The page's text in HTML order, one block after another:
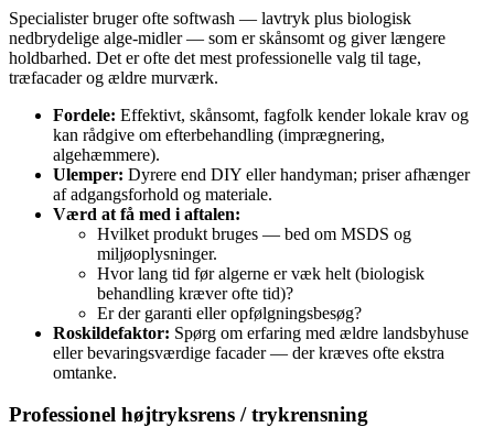
Specialister bruger ofte softwash — lavtryk plus biologisk
nedbrydelige alge‑midler — som er skånsomt og giver længere
holdbarhed. Det er ofte det mest professionelle valg til tage,
træfacader og ældre murværk.
Fordele: Effektivt, skånsomt, fagfolk kender lokale krav og
kan rådgive om efterbehandling (imprægnering,
algehæmmere).
Ulemper: Dyrere end DIY eller handyman; priser afhænger
af adgangsforhold og materiale.
Værd at få med i aftalen:
Hvilket produkt bruges — bed om MSDS og
miljøoplysninger.
Hvor lang tid før algerne er væk helt (biologisk
behandling kræver ofte tid)?
Er der garanti eller opfølgningsbesøg?
Roskildefaktor: Spørg om erfaring med ældre landsbyhuse
eller bevaringsværdige facader — der kræves ofte ekstra
omtanke.
Professionel højtryksrens / trykrensning